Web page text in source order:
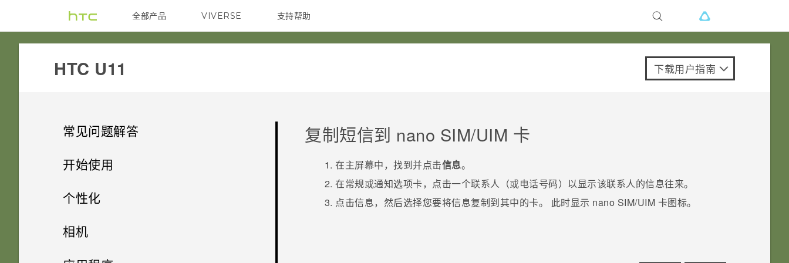
全部产品
VIVE VIVERSE 支持帮助
在线客服
HTC U11‎ 下载用户指南
常见问题解答
系统性能
开始使用
精彩功能
便捷的单手操作
个性化
主屏幕布局和字体
添加或删除小插件面板
相机
拍摄照片和视频
复制短信到 nano SIM/UIM 卡
在主屏幕中，找到并点击信息。
在常规或通知选项卡，点击一个联系人（或电话号码）以显示该联系人的信息往来。
点击信息，然后选择您要将信息复制到其中的卡。
此时显示 nano SIM/UIM 卡图标。